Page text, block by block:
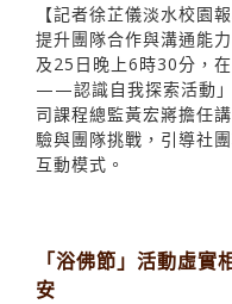
【記者徐芷儀淡水校園
提升團隊合作與溝通能
及25日晚上6時30分，
——認識自我探索活動」
司課程總監黃宏嶈擔任
驗與團隊挑戰，引導社
互動模式。
「浴佛節」活動虛
安